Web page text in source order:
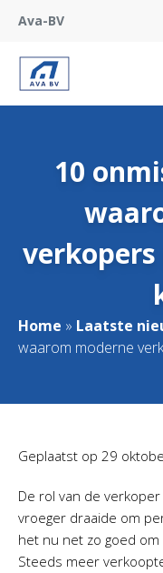
Ava-BV
10
verkopers
Home » Laatste
waarom moderne
Geplaatst op 29
De rol van de
vroeger draaide om
het nu net zo goed
Steeds meer